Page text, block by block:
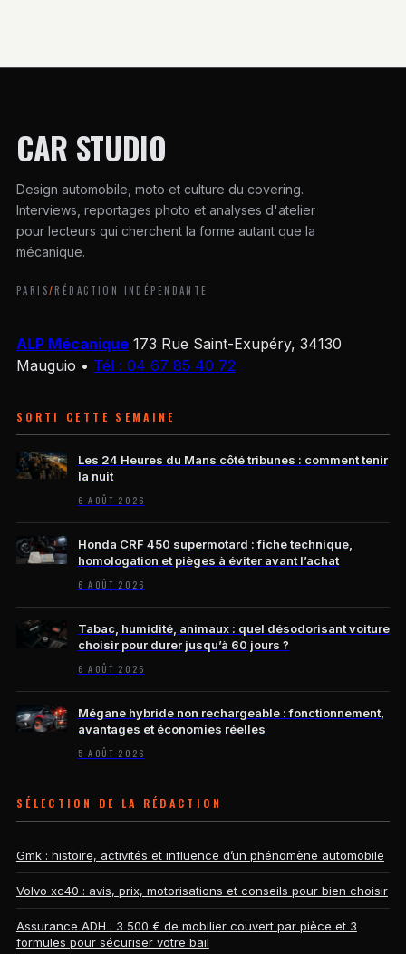
CAR STUDIO
Design automobile, moto et culture du covering.
Interviews, reportages photo et analyses d'atelier
pour lecteurs qui cherchent la forme autant que la
mécanique.
PARIS/RÉDACTION INDÉPENDANTE
ALP Mécanique 173 Rue Saint-Exupéry, 34130
Mauguio • Tél : 04 67 85 40 72
SORTI CETTE SEMAINE
Les 24 Heures du Mans côté tribunes : comment tenir
la nuit
6 AOÛT 2026
Honda CRF 450 supermotard : fiche technique,
homologation et pièges à éviter avant l’achat
6 AOÛT 2026
Tabac, humidité, animaux : quel désodorisant voiture
choisir pour durer jusqu’à 60 jours ?
6 AOÛT 2026
Mégane hybride non rechargeable : fonctionnement,
avantages et économies réelles
5 AOÛT 2026
SÉLECTION DE LA RÉDACTION
Gmk : histoire, activités et influence d’un phénomène automobile
Volvo xc40 : avis, prix, motorisations et conseils pour bien choisir
Assurance ADH : 3 500 € de mobilier couvert par pièce et 3
formules pour sécuriser votre bail